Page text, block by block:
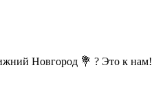
Новгород 💐 ? Это к нам!